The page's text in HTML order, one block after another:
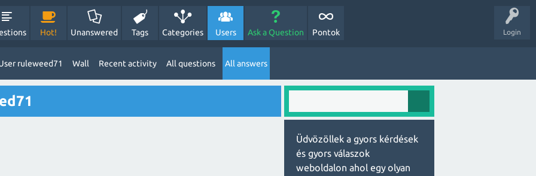
Login
Hot! Unanswered Tags Categories Users Ask a Question Pontok
ruleweed71 Wall Recent activity All questions All answers
Üdvözöllek a gyors kérdések
és gyors válaszok
weboldalon ahol egy olyan